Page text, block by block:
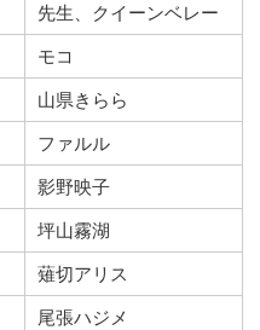
先生、クイーンベレー
モコ
山県きらら
ファルル
影野映子
坪山霧湖
薙切アリス
尾張ハジメ